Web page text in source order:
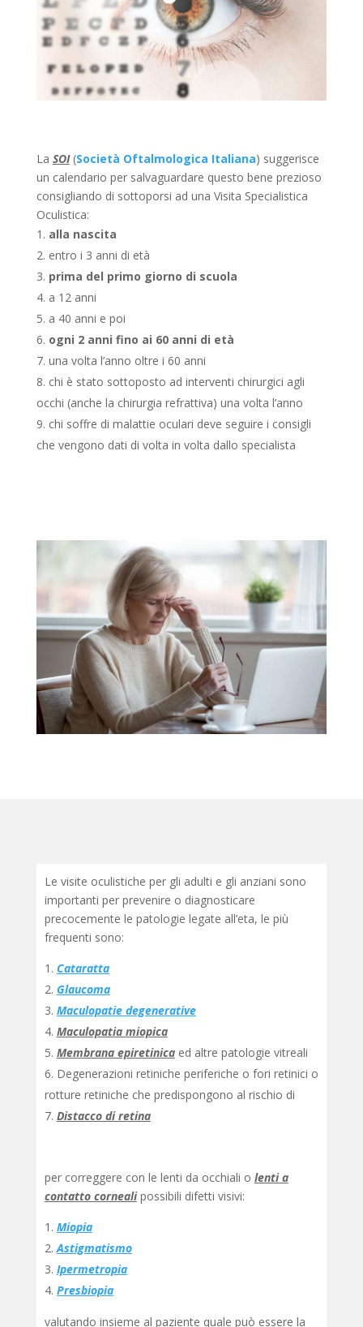
La SOI(Società Oftalmologica Italiana) suggerisce
un calendario per salvaguardare questo bene prezioso
consigliando di sottoporsi ad una Visita Specialistica
Oculistica:
alla nascita
entro i 3 anni di età
prima del primo giorno di scuola
a 12 anni
a 40 anni e poi
ogni 2 anni fino ai 60 anni di età
una volta l’anno oltre i 60 anni
chi è stato sottoposto ad interventi chirurgici agli
occhi (anche la chirurgia refrattiva) una volta l’anno
chi soffre di malattie oculari deve seguire i consigli
che vengono dati di volta in volta dallo specialista
Le visite oculistiche per gli adulti e gli anziani sono
importanti per prevenire o diagnosticare
precocemente le patologie legate all’eta, le più
frequenti sono:
Cataratta
Glaucoma
Maculopatie degenerative
Maculopatia miopica
Membrana epiretinicaed altre patologie vitreali
Degenerazioni retiniche periferiche o fori retinici o
rotture retiniche che predispongono al rischio di
Distacco di retina
per correggere con le lenti da occhiali o lenti a
contatto cornealipossibili difetti visivi:
Miopia
Astigmatismo
Ipermetropia
Presbiopia
valutando insieme al paziente quale può essere la